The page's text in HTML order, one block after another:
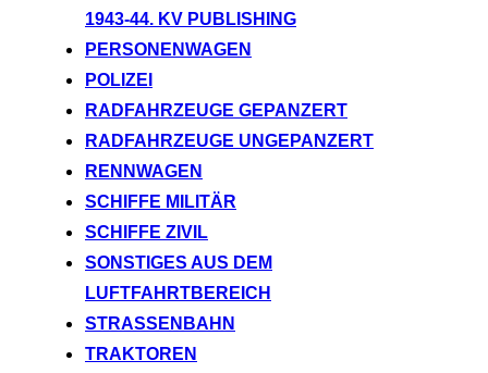
1943-44. KV PUBLISHING
PERSONENWAGEN
POLIZEI
RADFAHRZEUGE GEPANZERT
RADFAHRZEUGE UNGEPANZERT
RENNWAGEN
SCHIFFE MILITÄR
SCHIFFE ZIVIL
SONSTIGES AUS DEM
LUFTFAHRTBEREICH
STRASSENBAHN
TRAKTOREN